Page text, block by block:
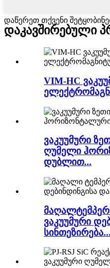
დაწერეთ თქვენი
დაკავშირებული
VIM-HC
ვაკუუმური
ღუმელი
დუბლით...
ვაკუუმური
სინთეზირება...